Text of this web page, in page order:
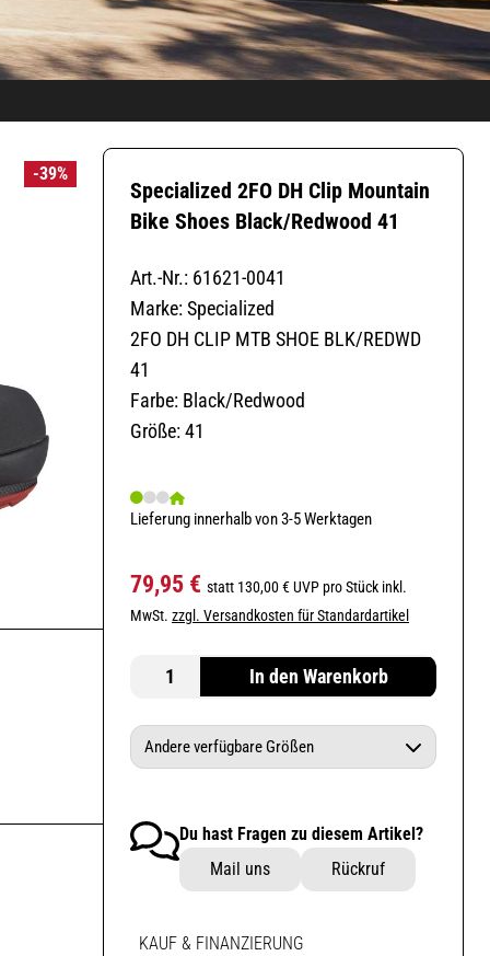
-39%
Specialized 2FO DH Clip Mountain
Bike Shoes Black/Redwood 41
Art.-Nr.: 61621-0041
Marke: Specialized
2FO DH CLIP MTB SHOE BLK/REDWD
41
Farbe: Black/Redwood
Größe: 41
Lieferung innerhalb von 3-5 Werktagen
79,95 € statt 130,00 € UVP pro Stück inkl.
MwSt. zzgl. Versandkosten für Standardartikel
In den Warenkorb
Andere verfügbare Größen
Shoes Black/Redwood 40
Specialized 2FO DH Clip Mountain Bike
Shoes Black/Redwood 42
Specialized 2FO DH Clip Mountain Bike
Du hast Fragen zu diesem Artikel?
Mail uns
Rückruf
KAUF & FINANZIERUNG